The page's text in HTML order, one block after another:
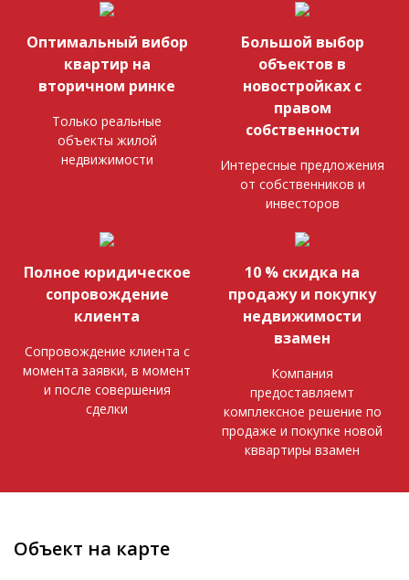
Оптимальный вибор
квартир на
вторичном ринке
Только реальные
объекты жилой
недвижимости
Большой выбор
объектов в
новостройках с
правом
собственности
Интересные предложения
от собственников и
инвесторов
Полное юридическое
сопровождение
клиента
Сопровождение клиента с
момента заявки, в момент
и после совершения
сделки
10 % скидка на
продажу и покупку
недвижимости
взамен
Компания
предоставляемт
комплексное решение по
продаже и покупке новой
кввартиры взамен
Объект на карте